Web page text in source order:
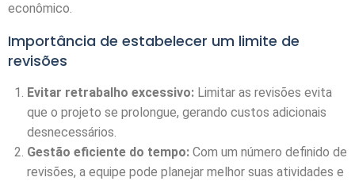
econômico.
Importância de estabelecer um limite de
revisões
Evitar retrabalho excessivo: Limitar as revisões evita
que o projeto se prolongue, gerando custos adicionais
desnecessários.
Gestão eficiente do tempo: Com um número definido de
revisões, a equipe pode planejar melhor suas atividades e